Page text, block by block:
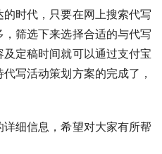
时代，只要在网上搜索代写
筛选下来选择合适的与代写
定稿时间就可以通过支付宝
写活动策划方案的完成了，
细信息，希望对大家有所帮